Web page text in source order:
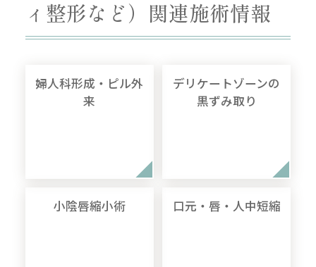
ィ整形など）関連施術情報
婦人科形成・ピル外
来
デリケートゾーンの
黒ずみ取り
小陰唇縮小術 口元・唇・人中短縮